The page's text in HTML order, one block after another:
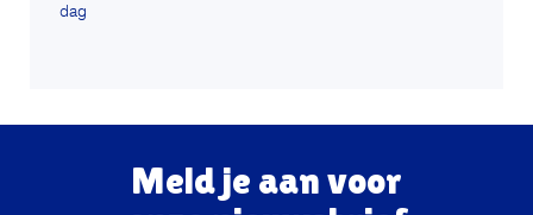
dag
Meld je aan voor